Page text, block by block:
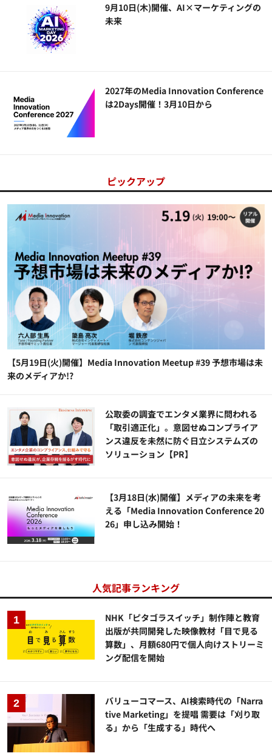
9月10日(木)開催、AI×マーケティングの
未来
2027年のMedia Innovation Conference
は2Days開催！3月10日から
ピックアップ
【5月19日(火)開催】Media Innovation Meetup #39 予想市場は未
来のメディアか!?
公​​取委の調査でエンタメ業界に問われる
「取引適正化」。意図せぬコンプライア
ンス違反を未然に防ぐ日立システムズの
ソリューション​【PR】
【3月18日(水)開催】メディアの未来を考
える「Media Innovation Conference 20
26」申し込み開始！
人気記事ランキング
NHK「ピタゴラスイッチ」制作陣と教育
出版が共同開発した映像教材「目で見る
算数」、月額680円で個人向けストリーミ
ング配信を開始
バリューコマース、AI検索時代の「Narra
tive Marketing」を提唱 需要は「刈り取
る」から「生成する」時代へ